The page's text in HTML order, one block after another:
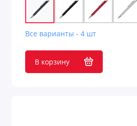
Все варианты - 4 шт
В корзину